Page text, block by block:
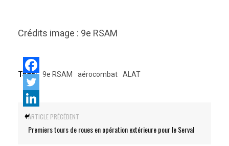
Crédits image : 9e RSAM
Tags: 9e RSAM aérocombat ALAT
ARTICLE PRÉCÉDENT
Premiers tours de roues en opération extérieure pour le Serval